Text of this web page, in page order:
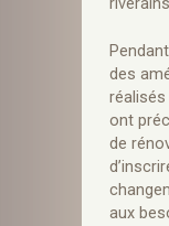
des
ont
de
aux